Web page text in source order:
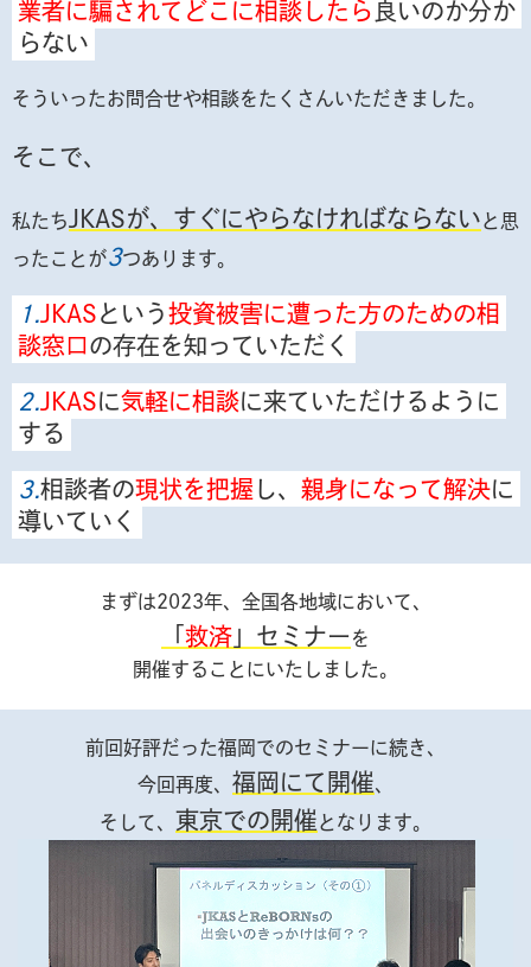
業者に騙されてどこに相談したら 良いのか分か
らない
そういったお問合せや相談をたくさんいただきました。
そこで、
私たち JKASが、すぐにやらなければならないと思
ったことが3つあります。
1. JKAS という 投資被害に遭った方のための相
談窓口 の存在を知っていただく
2. JKASに気軽に相談に来ていただけるように
する
3.相談者の現状を把握 し、 親身になって解決に
導いていく
まずは2023年、全国各地域において、
救済 」セミナーを
開催することにいたしました。
前回好評だった福岡でのセミナーに続き、
今回再度、 福岡にて開催、
そして、 東京での開催となります。